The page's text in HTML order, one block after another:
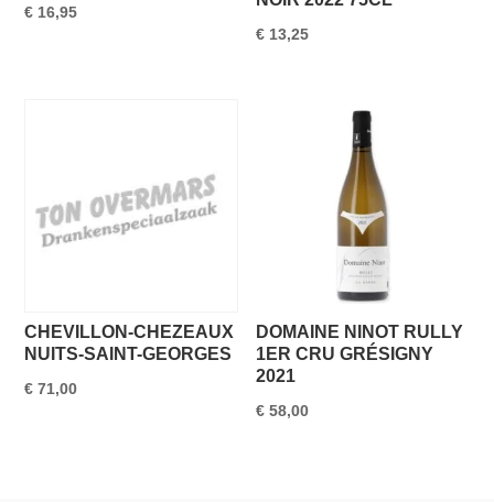
€ 16,95
€ 13,25
CHEVILLON-CHEZEAUX
NUITS-SAINT-GEORGES
€ 71,00
DOMAINE NINOT RULLY
1ER CRU GRÉSIGNY
2021
€ 58,00